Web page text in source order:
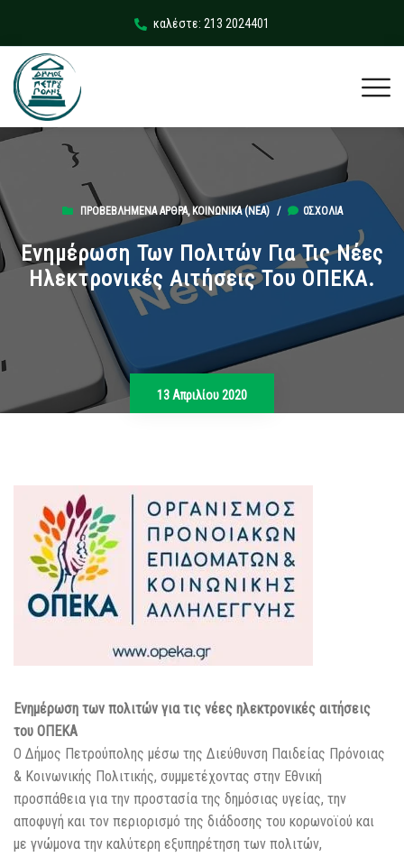
καλέστε: 213 2024401
ΠΡΟΒΕΒΛΗΜΈΝΑ ΆΡΘΡΑ, ΚΟΙΝΩΝΙΚΆ (ΝΕΑ)/ 0ΣΧΌΛΙΑ
Ενημέρωση Των Πολιτών Για Τις Νέες
Ηλεκτρονικές Αιτήσεις Του ΟΠΕΚΑ.
13 Απριλίου 2020
Ενημέρωση των πολιτών για τις νέες ηλεκτρονικές αιτήσεις
του ΟΠΕΚΑ
Ο Δήμος Πετρούπολης μέσω της Διεύθυνση Παιδείας Πρόνοιας
& Κοινωνικής Πολιτικής, συμμετέχοντας στην Εθνική
προσπάθεια για την προστασία της δημόσιας υγείας, την
αποφυγή και τον περιορισμό της διάδοσης του κορωνοϊού και
με γνώμονα την καλύτερη εξυπηρέτηση των πολιτών,